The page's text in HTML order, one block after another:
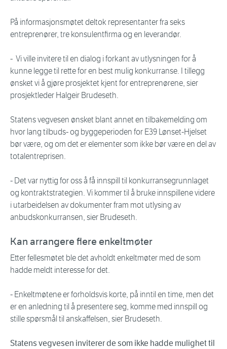
På informasjonsmøtet deltok representanter fra seks
entreprenører, tre konsulentfirma og en leverandør.
- Vi ville invitere til en dialog i forkant av utlysningen for å
kunne legge til rette for en best mulig konkurranse. I tillegg
ønsket vi å gjøre prosjektet kjent for entreprenørene, sier
prosjektleder Halgeir Brudeseth.
Statens vegvesen ønsket blant annet en tilbakemelding om
hvor lang tilbuds- og byggeperioden for E39 Lønset-Hjelset
bør være, og om det er elementer som ikke bør være en del av
totalentreprisen.
- Det var nyttig for oss å få innspill til konkurransegrunnlaget
og kontraktstrategien. Vi kommer til å bruke innspillene videre
i utarbeidelsen av dokumenter fram mot utlysing av
anbudskonkurransen, sier Brudeseth.
Kan arrangere flere enkeltmøter
Etter fellesmøtet ble det avholdt enkeltmøter med de som
hadde meldt interesse for det.
- Enkeltmøtene er forholdsvis korte, på inntil en time, men det
er en anledning til å presentere seg, komme med innspill og
stille spørsmål til anskaffelsen, sier Brudeseth.
Statens vegvesen inviterer de som ikke hadde mulighet til